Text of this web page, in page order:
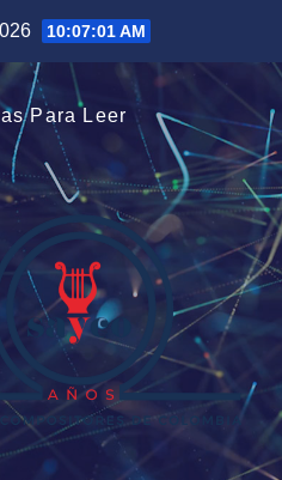
10:07:02 AM
Para Leer